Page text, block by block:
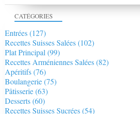
CATÉGORIES
Entrées(127)
Recettes Suisses Salées(102)
Plat Principal (99)
Recettes Arméniennes Salées(82)
Apéritifs(76)
Boulangerie(75)
Pâtisserie(63)
Desserts(60)
Recettes Suisses Sucrées(54)